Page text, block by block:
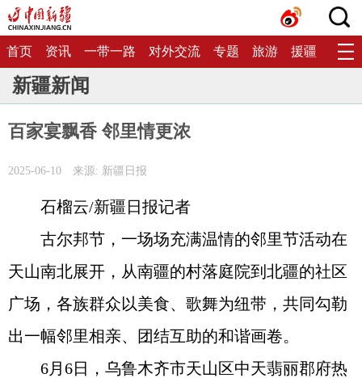
首页 资讯 一带一路 对外交流 专题 旅游 援疆 生态
新疆新闻
百家宴飘香 邻里情更浓
2025-06-10 来源: 新疆日报
石榴云/新疆日报记者
古尔邦节，一场场充满温情的邻里节活动在
天山南北展开，从南疆的村落庭院到北疆的社区
广场，各族群众以美食、歌舞为纽带，共同勾勒
出一幅邻里相亲、团结互助的和谐画卷。
6月6日，乌鲁木齐市天山区中天翡丽郡府热